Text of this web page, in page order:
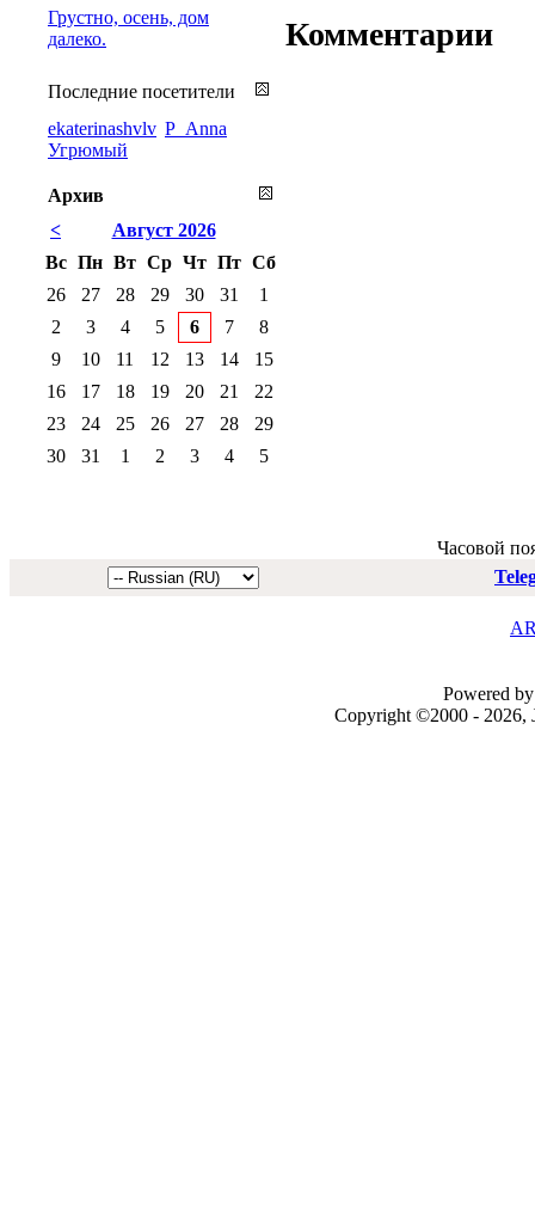
Комментарии
Грустно, осень, дом
далеко.
Последние посетители
ekaterinashvlv P_Anna
Угрюмый
Архив
<
Август 2026
Вс Пн Вт Ср Чт Пт Сб
26
27 28 29 30 31
1
2
3 4 5 6 7
8
9
10 11 12 13 14
15
16
17 18 19 20 21
22
23
24 25 26 27 28
29
30
31 1 2 3 4 5
Часовой
Powered
Copyright ©2000 - 2026,